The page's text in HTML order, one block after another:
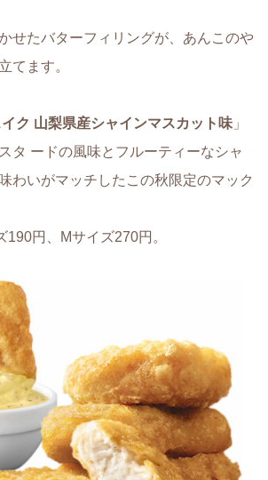
せたバターフィリングが、あんこのや
てます。
ク 山梨県産シャインマスカット味 」
タ ードの風味とフルーティーなシャ
わいがマッチしたこの秋限定のマック
190円、Mサイズ270円。